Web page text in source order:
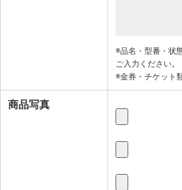
※品名・型番・状
ご入力ください。
※金券・チケット
商品写真